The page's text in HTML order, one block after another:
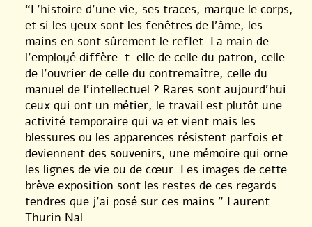
“L’histoire d’une vie, ses traces, marque le corps,
et si les yeux sont les fenêtres de l’âme, les
mains en sont sûrement le reflet. La main de
l’employé diffère-t-elle de celle du patron, celle
de l’ouvrier de celle du contremaître, celle du
manuel de l’intellectuel ? Rares sont aujourd’hui
ceux qui ont un métier, le travail est plutôt une
activité temporaire qui va et vient mais les
blessures ou les apparences résistent parfois et
deviennent des souvenirs, une mémoire qui orne
les lignes de vie ou de cœur. Les images de cette
brève exposition sont les restes de ces regards
tendres que j’ai posé sur ces mains.” Laurent
Thurin Nal.